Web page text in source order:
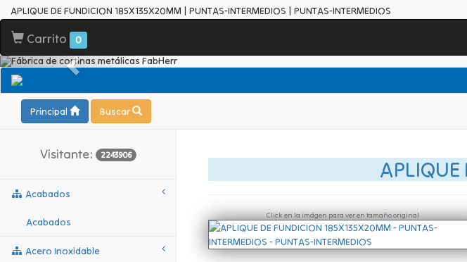
APLIQUE DE FUNDICION 185X135X20MM | PUNTAS-INTERMEDIOS | PUNTAS-INTERMEDIOS
Carrito 0
Principal Buscar
Visitante: 2243906
Acabados
Acabados
Acero Inoxidable
APLIQUE
Click en la imágen para ver en tamaño original